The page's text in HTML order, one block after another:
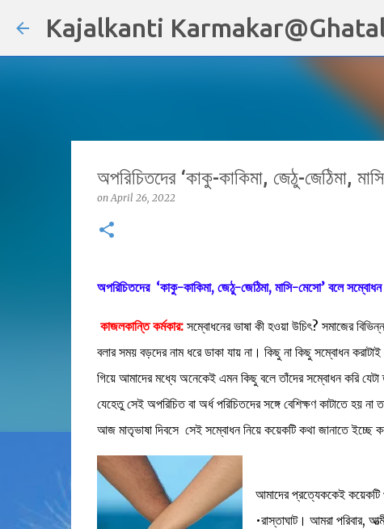
Kajalkanti
অপরিচিতদের ‘কাকু-কাকিমা, জেঠু-জেঠিমা,
onApril 26, 2022
অপরিচিতদের ‘কাকু-কাকিমা, জেঠু-জেঠিমা, মাসি-মেসো’ বলে সম্বোধন
কাজলকান্তি কর্মকার:সম্বোধনের ভাষা কী হওয়া উচিৎ? সমাজের
বলার সময় বড়দের নাম ধরে ডাকা যায় না। কিছু না কিছু সম্বোধন
গিয়ে আমাদের মধ্যে অনেকেই এমন কিছু বলে তাঁদের সম্বোধন করি
যেহেতু সেই অপরিচিত বা অর্ধ পরিচিতদের সঙ্গে বেশিক্ষণ কাটাতে হয়
আজ মাতৃভাষা দিবসে সেই সম্বোধন নিয়ে কয়েকটি কথা জানাতে ইচ্ছে
আমাদের প্রত্যেককেই কয়েকটি
•রাস্তাঘাট। আমরা পরিবার,